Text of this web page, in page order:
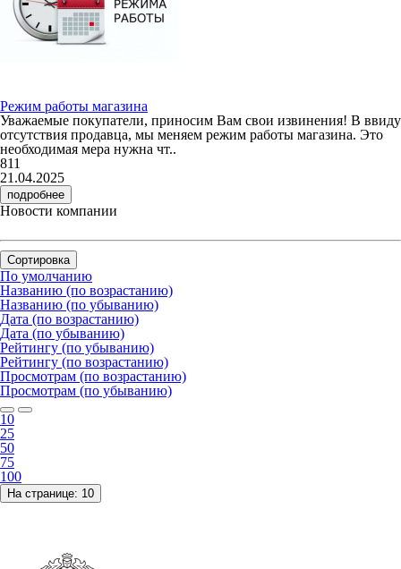
Режим работы магазина
Уважаемые покупатели, приносим Вам свои извинения! В ввиду
отсутствия продавца, мы меняем режим работы магазина. Это
необходимая мера нужна чт..
811
21.04.2025
подробнее
Новости компании
Сортировка
По умолчанию
Названию (по возрастанию)
Названию (по убыванию)
Дата (по возрастанию)
Дата (по убыванию)
Рейтингу (по убыванию)
Рейтингу (по возрастанию)
Просмотрам (по возрастанию)
Просмотрам (по убыванию)
10
25
50
75
100
На странице: 10